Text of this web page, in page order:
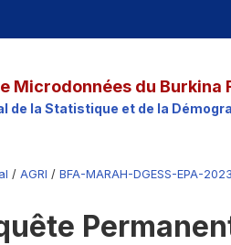
Microdonnées du Burkina
de la Statistique et de la
/ AGRI / BFA-MARAH-DGESS-EPA-